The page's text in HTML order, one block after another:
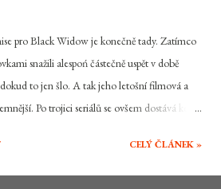
pro Black Widow je konečně tady. Zatímco
snažili alespoń částečně uspět v době
to jen šlo. A tak jeho letošní filmová a
Po trojici seriálů se ovšem dostává ke
nejvýraznější ženské členky Avengers do
Občanská válka je právě teď v kinech.
CELÝ ČLÁNEK »